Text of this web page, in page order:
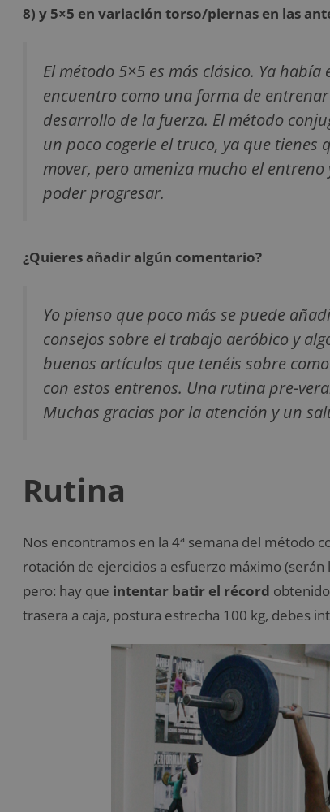
8) y 5×5 en variación torso/piernas en las
El método 5×5 es más clásico. Ya
encuentro como una forma de
desarrollo de la fuerza. El método
un poco cogerle el truco, ya que tienes
mover, pero ameniza mucho el
poder progresar.
¿Quieres añadir algún comentario?
Yo pienso que poco más se puede
consejos sobre el trabajo aeróbico y
buenos artículos que tenéis sobre
con estos entrenos. Una rutina pre-
Muchas gracias por la atención y un
Rutina
Nos encontramos en la 4ª semana del método
rotación de ejercicios a esfuerzo máximo (serán
pero: hay que intentar batir el récord
trasera a caja, postura estrecha 100 kg, debes